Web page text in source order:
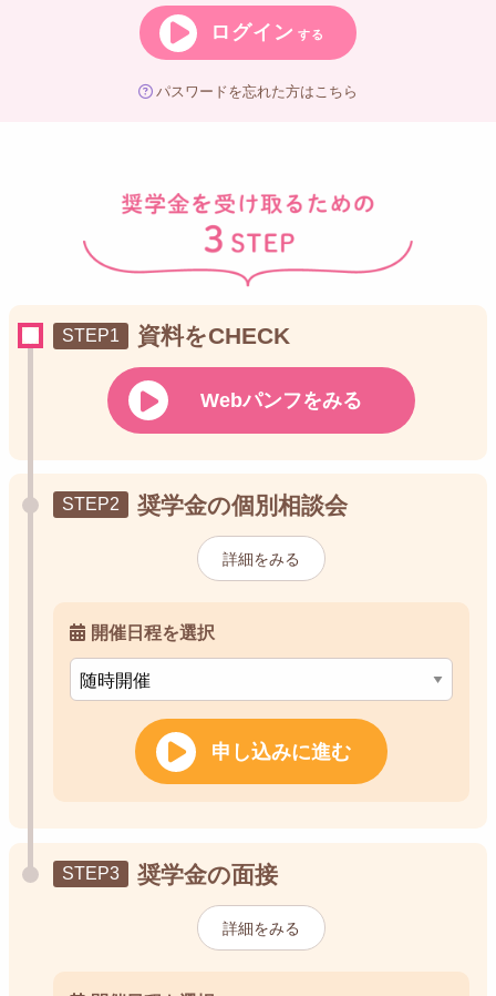
ログイン する
パスワードを忘れた方はこちら
資料をCHECK
Webパンフをみる
奨学金の個別相談会
詳細をみる
開催日程を選択
申し込みに進む
奨学金の面接
詳細をみる